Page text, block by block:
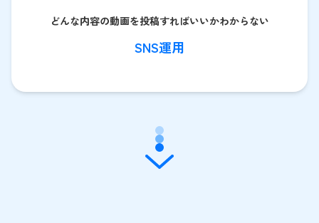
どんな内容の動画を投稿すればいいかわからない
SNS運用